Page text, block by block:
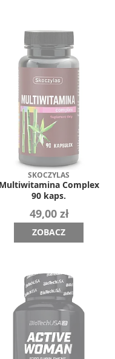
SKOCZYLAS
Multiwitamina Complex
90 kaps.
49,00 zł
ZOBACZ